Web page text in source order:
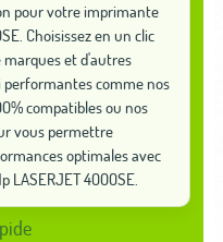
pour votre imprimante
Choisissez en un clic
et d'autres
comme nos
compatibles ou nos
vous permettre
optimales avec
LASERJET 4000SE.